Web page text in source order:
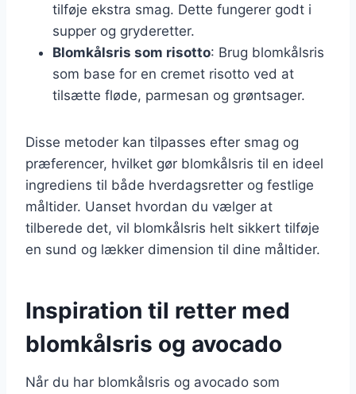
tilføje ekstra smag. Dette fungerer godt i
supper og gryderetter.
Blomkålsris som risotto: Brug blomkålsris
som base for en cremet risotto ved at
tilsætte fløde, parmesan og grøntsager.
Disse metoder kan tilpasses efter smag og
præferencer, hvilket gør blomkålsris til en ideel
ingrediens til både hverdagsretter og festlige
måltider. Uanset hvordan du vælger at
tilberede det, vil blomkålsris helt sikkert tilføje
en sund og lækker dimension til dine måltider.
Inspiration til retter med
blomkålsris og avocado
Når du har blomkålsris og avocado som